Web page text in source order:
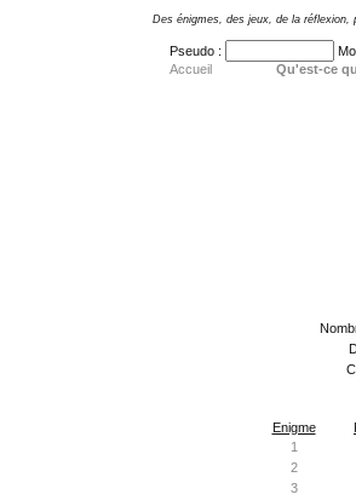
Des énigmes, des jeux, de la
Pseudo :
Accueil
Qu'est-ce
Enigme
1
2
3